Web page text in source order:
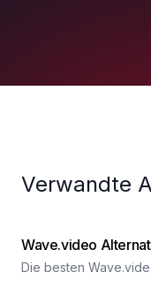
Verwandte
Wave.video
Die besten